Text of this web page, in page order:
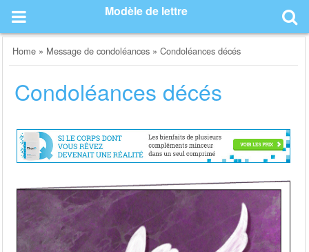
content
Modèle de lettre
Home » Message de condoléances »Condoléances décés
Condoléances décés